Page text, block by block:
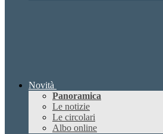
Novità
Panoramica
Le notizie
Le circolari
Albo online